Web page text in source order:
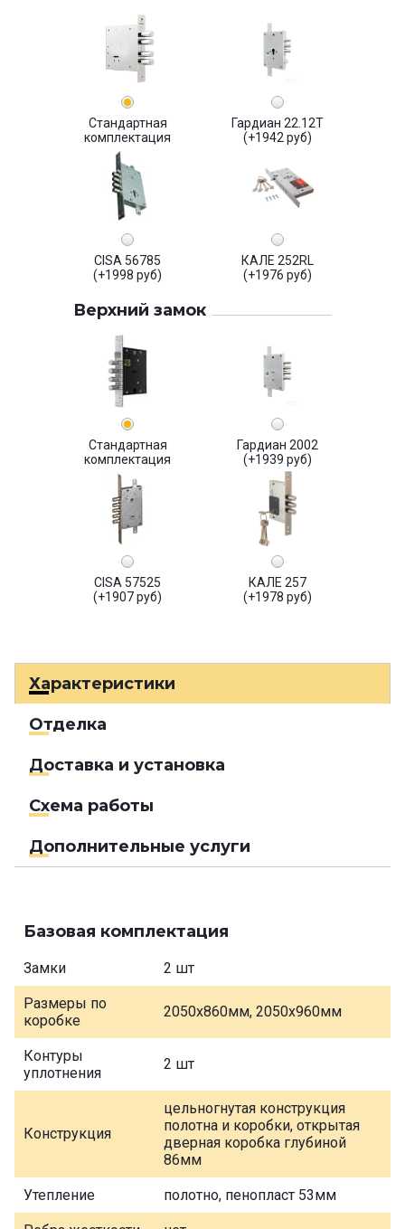
Стандартная
комплектация
Гардиан 22.12Т
(+1942 руб)
CISA 56785
(+1998 руб)
КАЛЕ 252RL
(+1976 руб)
Верхний замок
Стандартная
комплектация
Гардиан 2002
(+1939 руб)
CISA 57525
(+1907 руб)
КАЛЕ 257
(+1978 руб)
Характеристики
Отделка
Доставка и установка
Схема работы
Дополнительные услуги
Базовая комплектация
Замки 2 шт
Размеры по
коробке
2050х860мм, 2050х960мм
Контуры
уплотнения
2 шт
Конструкция
цельногнутая конструкция
полотна и коробки, открытая
дверная коробка глубиной
86мм
Утепление полотно, пенопласт 53мм